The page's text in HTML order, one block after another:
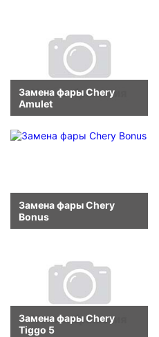
Замена фары Chery
Amulet
Замена фары Chery
Bonus
Замена фары Chery
Tiggo 5